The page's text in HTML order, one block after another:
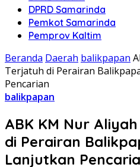
DPRD Samarinda
Pemkot Samarinda
Pemprov Kaltim
Beranda Daerah balikpapan
Terjatuh di Perairan
Pencarian
balikpapan
ABK KM Nur
di Perairan
Lanjutkan